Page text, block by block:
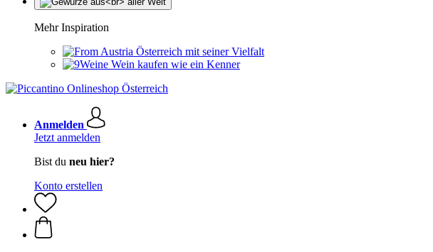
Mehr Inspiration
Österreich mit seiner Vielfalt
Wein kaufen wie ein Kenner
Anmelden
Jetzt anmelden
Bist du neu hier?
Konto erstellen